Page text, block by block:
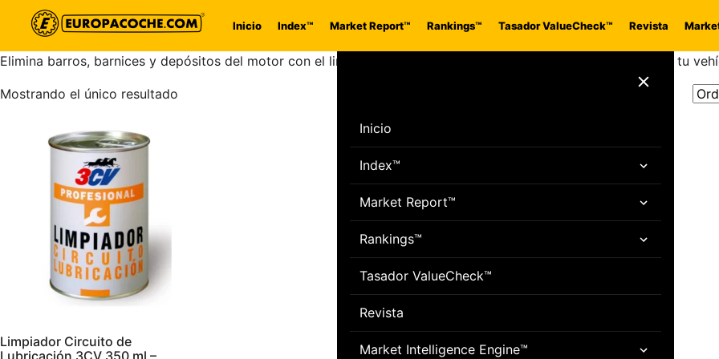
Saltar al contenido
Inicio Index™ Market Report™ Rankings™ Tasador ValueCheck™ Revista
Cerrar menú
Inicio
Index™
Market Report™
Rankings™
Tasador ValueCheck™
Revista
Market Intelligence Engine™
Elimina barros, barnices y depósitos del motor con el limpiador de lubricación 3CV y mejora el rendimiento de tu
Mostrando el único resultado
Limpiador Circuito de
Lubricación 3CV 350 ml –